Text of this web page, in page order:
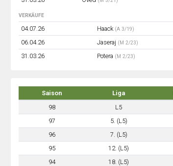
VERKÄUFE
04.07.26 Haack (A 3/19)
06.04.26
Jaseraj (M 2/23)
31.03.26
Potera (M 2/23)
Saison Liga
98
L5
97
5. (L5)
96
7. (L5)
95
12. (L5)
94
18. (L5)